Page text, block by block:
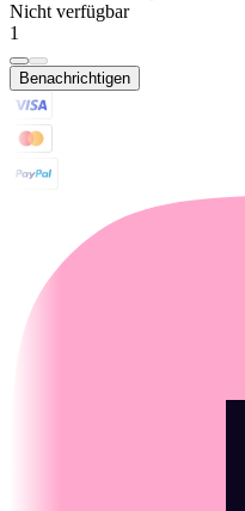
Nicht verfügbar
1
Benachrichtigen